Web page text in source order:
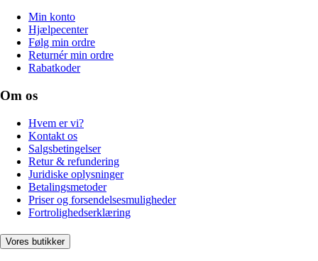
Min konto
Hjælpecenter
Følg min ordre
Returnér min ordre
Rabatkoder
Om os
Hvem er vi?
Kontakt os
Salgsbetingelser
Retur & refundering
Juridiske oplysninger
Betalingsmetoder
Priser og forsendelsesmuligheder
Fortrolighedserklæring
Vores butikker